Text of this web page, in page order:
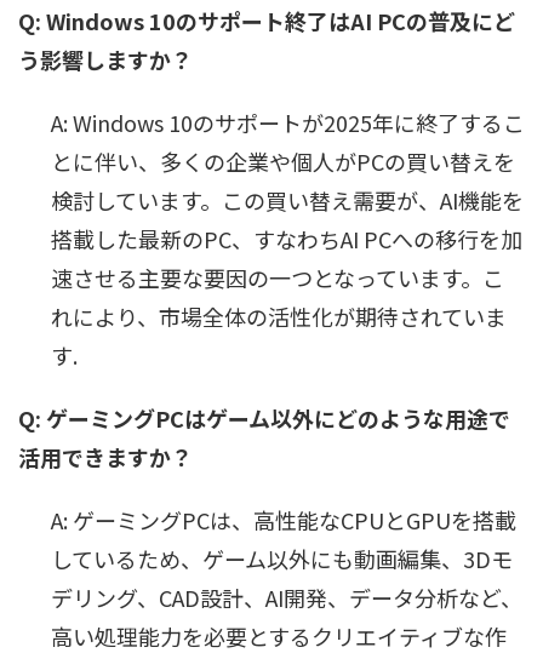
Q: Windows 10のサポート終了はAI PCの普及にど
う影響しますか？
A: Windows 10のサポートが2025年に終了するこ
とに伴い、多くの企業や個人がPCの買い替えを
検討しています。この買い替え需要が、AI機能を
搭載した最新のPC、すなわちAI PCへの移行を加
速させる主要な要因の一つとなっています。こ
れにより、市場全体の活性化が期待されていま
す.
Q: ゲーミングPCはゲーム以外にどのような用途で
活用できますか？
A: ゲーミングPCは、高性能なCPUとGPUを搭載
しているため、ゲーム以外にも動画編集、3Dモ
デリング、CAD設計、AI開発、データ分析など、
高い処理能力を必要とするクリエイティブな作